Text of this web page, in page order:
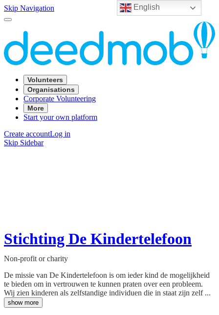
English
Skip Navigation
Volunteers
Organisations
Corporate Volunteering
More
Start your own platform
Create accountLog in
Skip Sidebar
Stichting De Kindertelefoon
Non-profit or charity
De missie van De Kindertelefoon is om ieder kind de mogelijkheid
te bieden om in vertrouwen te kunnen praten over een probleem.
Wij zien kinderen als zelfstandige individuen die in staat zijn zelf ...
show more